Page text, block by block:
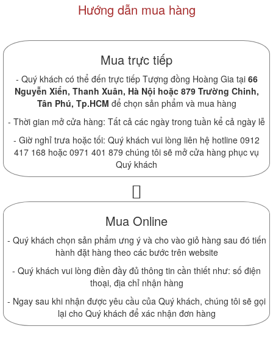
Hướng dẫn mua hàng
Mua trực tiếp
- Quý khách có thể đến trực tiếp Tượng đồng Hoàng Gia tại 66
Nguyễn Xiển, Thanh Xuân, Hà Nội hoặc 879 Trường Chinh,
Tân Phú, Tp.HCM để chọn sản phẩm và mua hàng
- Thời gian mở cửa hàng: Tất cả các ngày trong tuần kể cả ngày lễ
- Giờ nghỉ trưa hoặc tối: Quý khách vui lòng liên hệ hotline 0912
417 168 hoặc 0971 401 879 chúng tôi sẽ mở cửa hàng phục vụ
Quý khách
Mua Online
- Quý khách chọn sản phẩm ưng ý và cho vào giỏ hàng sau đó tiến
hành đặt hàng theo các bước trên website
- Quý khách vui lòng điền đầy đủ thông tin cần thiết như: số điện
thoại, địa chỉ nhận hàng
- Ngay sau khi nhận được yêu cầu của Quý khách, chúng tôi sẽ gọi
lại cho Quý khách để xác nhận đơn hàng